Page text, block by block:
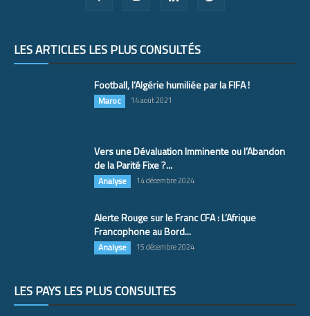
LES ARTICLES LES PLUS CONSULTÉS
Football, l’Algérie humiliée par la FIFA !
Maroc 14 août 2021
Vers une Dévaluation Imminente ou l’Abandon
de la Parité Fixe ?...
Analyse 14 décembre 2024
Alerte Rouge sur le Franc CFA : L’Afrique
Francophone au Bord...
Analyse 15 décembre 2024
LES PAYS LES PLUS CONSULTÉS